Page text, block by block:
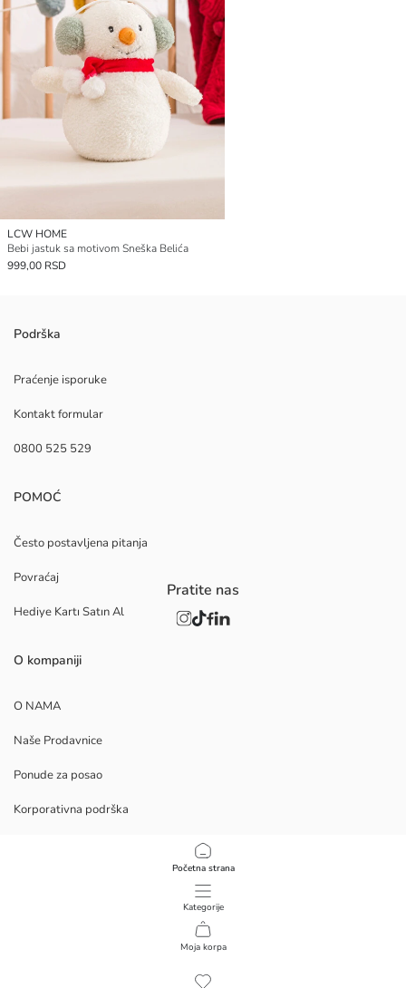
Početna strana
Kategorije
Moja korpa
LCW HOME
Bebi jastuk sa motivom Sneška Belića
999,00 RSD
Podrška
Praćenje isporuke
Kontakt formular
0800 525 529
POMOĆ
Često postavljena pitanja
Povraćaj
Hediye Kartı Satın Al
O kompaniji
O NAMA
Naše Prodavnice
Ponude za posao
Korporativna podrška
Politika privatnosti i bezbednosti podataka
Preuzmite Mobilnu Aplikaciju
Pratite nas